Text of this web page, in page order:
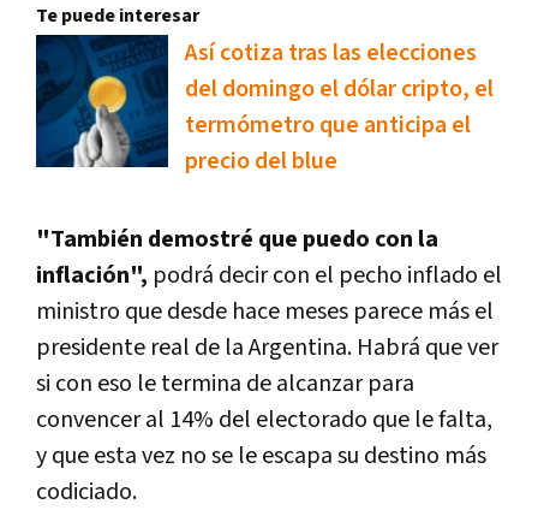
Te puede interesar
Así cotiza tras las elecciones
del domingo el dólar cripto, el
termómetro que anticipa el
precio del blue
"También demostré que puedo con la
inflación", podrá decir con el pecho inflado el
ministro que desde hace meses parece más el
presidente real de la Argentina. Habrá que ver
si con eso le termina de alcanzar para
convencer al 14% del electorado que le falta,
y que esta vez no se le escapa su destino más
codiciado.